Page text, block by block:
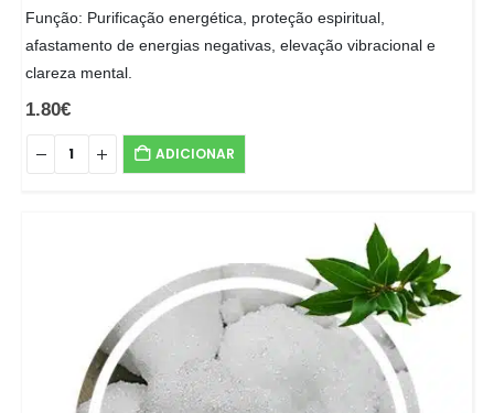
Função: Purificação energética, proteção espiritual,
afastamento de energias negativas, elevação vibracional e
clareza mental.
1.80€
ADICIONAR